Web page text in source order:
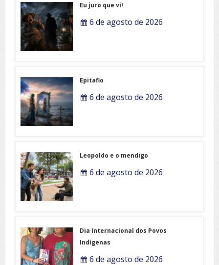
Eu juro que vi!
6 de agosto de 2026
Epitafio
6 de agosto de 2026
Leopoldo e o mendigo
6 de agosto de 2026
Dia Internacional dos Povos
Indígenas
6 de agosto de 2026